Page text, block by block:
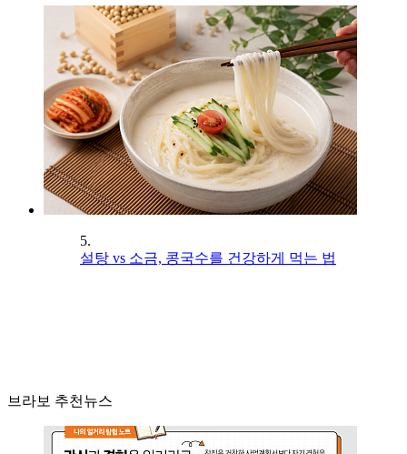
5.
설탕 vs 소금, 콩국수를 건강하게 먹는 법
브라보 추천뉴스